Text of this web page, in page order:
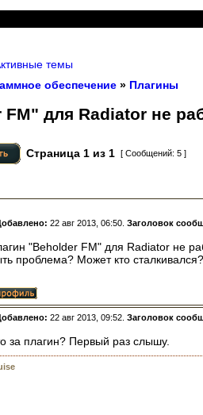
темы
обеспечение » Плагины
для Radiator не
Страница 1 из 1 [ Сообщений: 5 ]
22 авг 2013, 06:50. Заголовок
"Beholder FM" для Radiator не
проблема? Может кто
22 авг 2013, 09:52. Заголовок
за плагин? Первый раз слышу.